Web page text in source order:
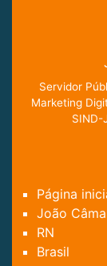
Servidor
Marketing
SIND-
Página
João
RN
Brasil